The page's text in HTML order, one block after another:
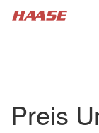
Preis